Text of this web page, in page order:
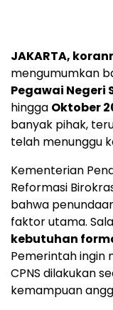
JAKARTA,
mengumumkan
Pegawai Negeri
hingga Oktober
banyak pihak,
telah menunggu
Kementerian
Reformasi
bahwa
faktor utama.
kebutuhan
Pemerintah ingin
CPNS dilakukan
kemampuan